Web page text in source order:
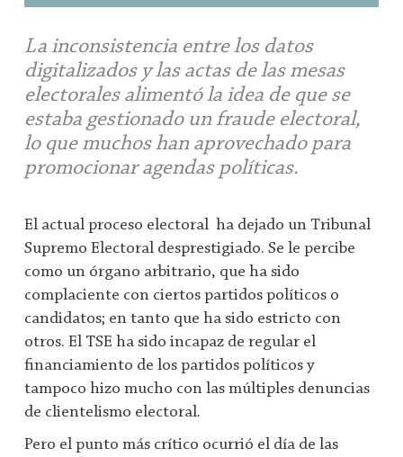
La inconsistencia entre los datos
digitalizados y las actas de las mesas
electorales alimentó la idea de que se
estaba gestionado un fraude electoral,
lo que muchos han aprovechado para
promocionar agendas políticas.
El actual proceso electoral ha dejado un Tribunal
Supremo Electoral desprestigiado. Se le percibe
como un órgano arbitrario, que ha sido
complaciente con ciertos partidos políticos o
candidatos; en tanto que ha sido estricto con
otros. El TSE ha sido incapaz de regular el
financiamiento de los partidos políticos y
tampoco hizo mucho con las múltiples denuncias
de clientelismo electoral.
Pero el punto más crítico ocurrió el día de las